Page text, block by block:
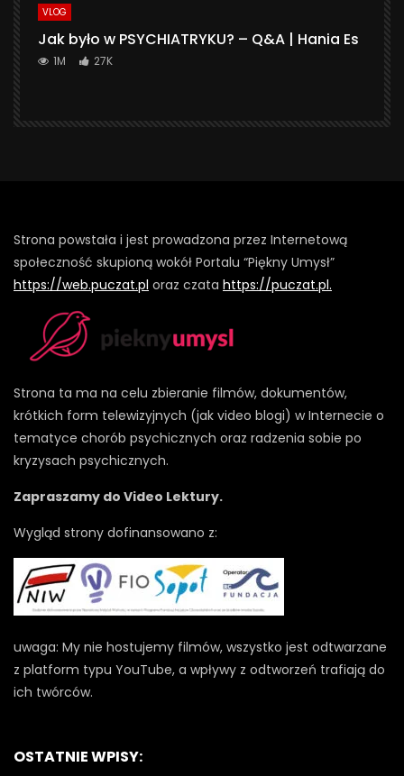
VLOG
Jak było w PSYCHIATRYKU? – Q&A | Hania Es
1M 27K
Strona powstała i jest prowadzona przez Internetową
społeczność skupioną wokół Portalu “Piękny Umysł”
https://web.puczat.pl oraz czata https://puczat.pl.
Strona ta ma na celu zbieranie filmów, dokumentów,
krótkich form telewizyjnych (jak video blogi) w Internecie o
tematyce chorób psychicznych oraz radzenia sobie po
kryzysach psychicznych.
Zapraszamy do Video Lektury.
Wygląd strony dofinansowano z:
uwaga: My nie hostujemy filmów, wszystko jest odtwarzane
z platform typu YouTube, a wpływy z odtworzeń trafiają do
ich twórców.
OSTATNIE WPISY: